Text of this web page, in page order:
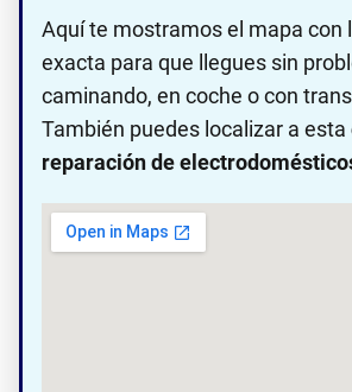
Aquí te mostramos el mapa con
exacta para que llegues sin
caminando, en coche o con
También puedes localizar a esta
reparación de